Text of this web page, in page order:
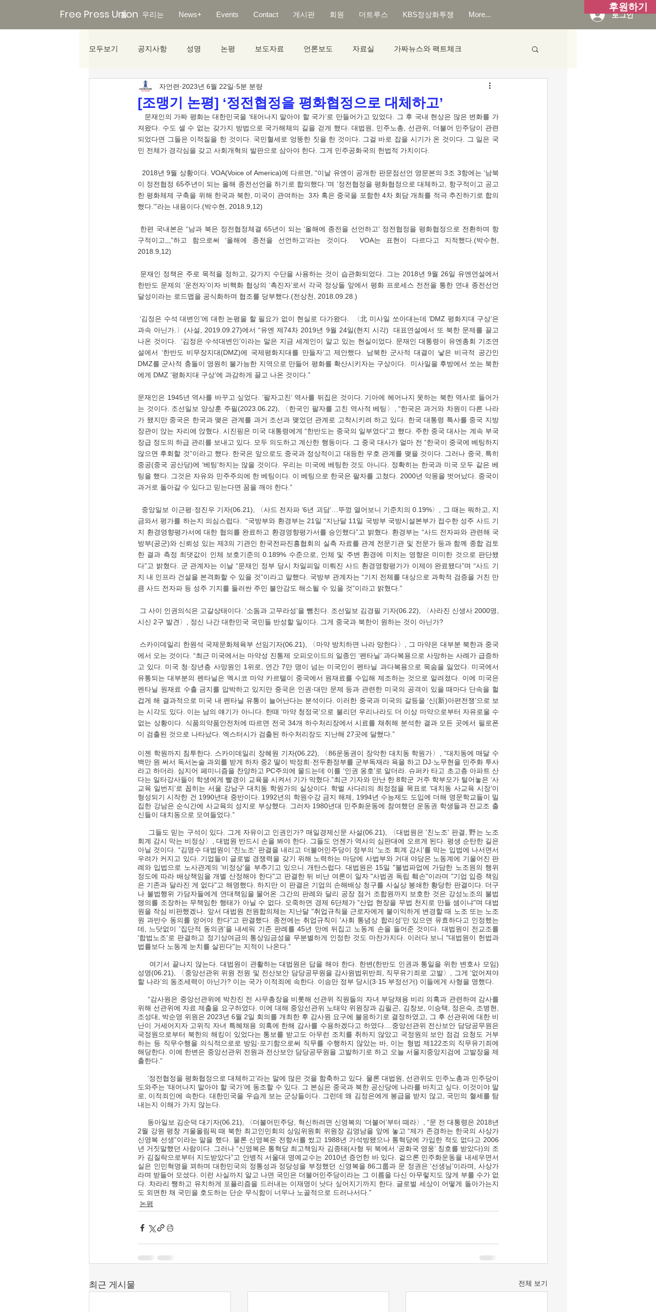
Free Press Union
홈 우리는 News+ Events Contact 게시판 회원 더트루스 KBS정상화투쟁 More... 로그인
후원하기
모두보기 공지사항 성명 논평 보도자료 언론보도 자료실 가짜뉴스와 팩트체크
미디어리포트
[조맹기 논평] ‘정전협정을 평화협정으로 대체하고’
자언련 2023년 6월 22일 5분 분량
져왔다. 수도 셀 수 없는 갖가지 방법으로 국가해체의 길을 걷게 했다. 대법원, 민주노총, 선관위, 더불어 민주당이 관련
되었다면 그들은 이적질을 한 것이다. 국민혈세로 엉뚱한 짓을 한 것이다. 그걸 바로 잡을 시기가 온 것이다. 그 일은 국
민 전체가 경각심을 갖고 사회개혁의 발판으로 삼아야 한다. 그게 민주공화국의 헌법적 가치이다.
이 정전협정 65주년이 되는 올해 종전선언을 하기로 합의했다.’며 ‘정전협정을 평화협정으로 대체하고, 항구적이고 공고
한 평화체제 구축을 위해 한국과 북한, 미국이 관여하는  3자 혹은 중국을 포함한 4차 회담 개최를 적극 추진하기로 합의
했다.’”라는 내용이다.(박수현, 2018.9,12)
구적이고,,,”하고 함으로써 ‘올해에 종전을 선언하고’라는 것이다.  VOA는 표현이 다르다고 지적했다.(박수현,
2018.9,12)
한반도 문제의 ‘운전자’이자 비핵화 협상의 ‘촉진자’로서 각국 정상들 앞에서 평화 프로세스 전전을 통한 연내 종전선언
달성이라는 로드맵을 공식화하며 협조를 당부했다.(전상천,
2018.09.28.)
‘김정은 수석 대변인’에 대한 논평을 할 필요가 없이 현실로 다가왔다.  〈北 미사일 쏘아대는데 ‘DMZ 평화지대 구상’은
과속 아닌가.〉(사설, 2019.09.27)에서 “유엔 제74차 2019년 9월 24일(현지 시각)  대표연설에서 또 북한 문제를 끌고
나온 것이다.  ‘김정은 수석대변인’이라는 말은 지금 세계인이 알고 있는 현실이었다. 문재인 대통령이 유엔총회 기조연
설에서 ‘한반도 비무장지대(DMZ)에 국제평화지대를 만들자’고 제안했다. 남북한 군사적 대결이 낳은 비극적 공간인
DMZ를 군사적 충돌이 영원히 불가능한 지역으로 만들어 평화를 확산시키자는 구상이다.  미사일을 후방에서 쏘는 북한
에게 DMZ ‘평화지대 구상’에 과감하게 끌고 나온 것이다.”
문재인은 1945년 역사를 바꾸고 싶었다. ‘팔자고친’ 역사를 뒤집은 것이다. 기아에 헤어나지 못하는 북한 역사로 들어가
는 것이다. 조선일보 양상훈 주필(2023.06.22), 〈한국인 팔자를 고친 역사적 베팅〉, “한국은 과거와 차원이 다른 나라
가 됐지만 중국은 한국과 맺은 관계를 과거 조선과 맺었던 관계로 고착시키려 하고 있다. 한국 대통령 특사를 중국 지방
장관이 앉는 자리에 앉혔다. 시진핑은 미국 대통령에게 “한반도는 중국의 일부였다”고 했다. 주한 중국 대사는 계속 부국
장급 정도의 하급 관리를 보내고 있다. 모두 의도하고 계산한 행동이다. 그 중국 대사가 얼마 전 “한국이 중국에 베팅하지
않으면 후회할 것”이라고 했다. 한국은 앞으로도 중국과 정상적이고 대등한 우호 관계를 맺을 것이다. 그러나 중국, 특히
중공(중국 공산당)에 ‘베팅’하지는 않을 것이다. 우리는 미국에 베팅한 것도 아니다. 정확히는 한국과 미국 모두 같은 베
팅을 했다. 그것은 자유와 민주주의에 한 베팅이다. 이 베팅으로 한국은 팔자를 고쳤다. 2000년 악몽을 벗어났다. 중국이
과거로 돌아갈 수 있다고 믿는다면 꿈을 깨야 한다.”
금와서 평가를 하는지 의심스럽다.  “국방부와 환경부는 21일 “지난달 11일 국방부 국방시설본부가 접수한 성주 사드 기
지 환경영향평가서에 대한 협의를 완료하고 환경영향평가서를 승인했다”고 밝혔다. 환경부는 “사드 전자파와 관련해 국
방부(공군)와 신뢰성 있는 제3의 기관인 한국전파진흥협회의 실측 자료를 관계 전문기관 및 전문가 등과 함께 종합 검토
한 결과 측정 최댓값이 인체 보호기준의 0.189% 수준으로, 인체 및 주변 환경에 미치는 영향은 미미한 것으로 판단됐
다”고 밝혔다. 군 관계자는 이날 “문재인 정부 당시 차일피일 미뤄진 사드 환경영향평가가 이제야 완료됐다”며 “사드 기
지 내 인프라 건설을 본격화할 수 있을 것”이라고 말했다. 국방부 관계자는 “기지 전체를 대상으로 과학적 검증을 거친 만
큼 사드 전자파 등 성주 기지를 둘러싼 주민 불안감도 해소될 수 있을 것”이라고 밝혔다.”
시신 2구 발견〉, 정신 나간 대한민국 국민들 반성할 일이다. 그게 중국과 북한이 원하는 것이 아닌가?
에서 오는 것이다. “최근 미국에서는 마약성 진통제 오피오이드의 일종인 ‘펜타닐’ 과다복용으로 사망하는 사례가 급증하
고 있다. 미국 청·장년층 사망원인 1위로, 연간 7만 명이 넘는 미국인이 펜타닐 과다복용으로 목숨을 잃었다. 미국에서
유통되는 대부분의 펜타닐은 멕시코 마약 카르텔이 중국에서 원재료를 수입해 제조하는 것으로 알려졌다. 이에 미국은
펜타닐 원재료 수출 금지를 압박하고 있지만 중국은 인권·대만 문제 등과 관련한 미국의 공격이 있을 때마다 단속을 헐
겁게 해 결과적으로 미국 내 펜타닐 유통이 늘어난다는 분석이다. 이러한 중국과 미국의 갈등을 ‘신(新)아편전쟁’으로 보
는 시각도 있다. 이는 남의 얘기가 아니다. 한때 ‘마약 청정국’으로 불리던 우리나라도 더 이상 마약으로부터 자유로울 수
없는 상황이다. 식품의약품안전처에 따르면 전국 34개 하수처리장에서 시료를 채취해 분석한 결과 모든 곳에서 필로폰
이 검출된 것으로 나타났다. 엑스터시가 검출된 하수처리장도 지난해 27곳에 달했다.”
이젠 학원까지 침투한다. 스카이데일리 장혜원 기자(06.22), 〈86운동권이 장악한 대치동 학원가〉, “대치동에 매달 수
백만 원 써서 독서논술 과외를 받게 하자 중2 딸이 박정희·전두환정부를 군부독재라 욕을 하고 DJ·노무현을 민주화 투사
라고 하더라. 심지어 페미니즘을 찬양하고 PC주의에 물드는데 이를 ‘인권 옹호’로 알더라. 슈퍼카 타고 초고층 아파트 산
다는 일타강사들이 학생에게 빨갱이 교육을 시켜서 기가 막혔다.”최근 기자와 만난 한 8학군 거주 학부모가 털어놓은 ‘사
교육 일번지’로 꼽히는 서울 강남구 대치동 학원가의 실상이다. 학벌 사다리의 최정점을 목표로 ‘대치동 사교육 시장’이
형성되기 시작한 건 1990년대 중반이다. 1992년의 학원수강 금지 해제, 1994년 수능제도 도입에 더해 명문학교들이 밀
집한 강남은 순식간에 사교육의 성지로 부상했다. 그러자 1980년대 민주화운동에 참여했던 운동권 학생들과 전교조 출
신들이 대치동으로 모여들었다.”
회계 감시 막는 비정상〉, 대법원 반드시 손을 봐야 한다. 그들도 언젠가 역사의 심판대에 오르게 된다. 평생 순탄한 길은
아닐 것이다. “김명수 대법원이 '친노조' 판결을 내리고 더불어민주당이 정부의 '노조 회계 감시'를 막는 입법에 나서면서
우려가 커지고 있다. 기업들이 글로벌 경쟁력을 갖기 위해 노력하는 마당에 사법부와 거대 야당은 노동계에 기울어진 판
례와 입법으로 노사관계의 '비정상'을 부추기고 있으니 개탄스럽다. 대법원은 15일 "불법파업에 가담한 노조원의 행위
정도에 따라 배상책임을 개별 산정해야 한다"고 판결한 뒤 비난 여론이 일자 "사법권 독립 훼손"이라며 "기업 입증 책임
은 기존과 달라진 게 없다"고 해명했다. 하지만 이 판결은 기업의 손해배상 청구를 사실상 봉쇄한 황당한 판결이다. 더구
나 불법행위 가담자들에게 연대책임을 물어온 그간의 판례와 달리 공장 점거 조합원까지 보호한 것은 강성노조의 불법
쟁의를 조장하는 무책임한 행태가 아닐 수 없다. 오죽하면 경제 6단체가 "산업 현장을 무법 천지로 만들 셈이냐"며 대법
원을 작심 비판했겠나. 앞서 대법원 전원합의체는 지난달 "취업규칙을 근로자에게 불이익하게 변경할 때 노조 또는 노조
원 과반수 동의를 얻어야 한다"고 판결했다. 종전에는 취업규칙이 '사회 통념상 합리성'만 있으면 유효하다고 인정했는
데, 느닷없이 '집단적 동의권'을 내세워 기존 판례를 45년 만에 뒤집고 노동계 손을 들어준 것이다. 대법원이 전교조를
'합법노조'로 판결하고 정기상여금의 통상임금성을 무분별하게 인정한 것도 마찬가지다. 이러다 보니 "대법원이 헌법과
법률보다 노동계 눈치를 살핀다"는 지적이 나온다.”
성명(06.21), 〈중앙선관위 위원 전원 및 전산보안 담당공무원을 감사원법위반죄, 직무유기죄로 고발〉, 그게 ‘없어져야
할 나라’의 동조세력이 아닌가? 이는 국가 이적죄에 속한다. 이승만 정부 당시(3·15 부정선거) 이들에게 사형을 명했다.
     “감사원은 중앙선관위에 박찬진 전 사무총장을 비롯해 선관위 직원들의 자녀 부당채용 비리 의혹과 관련하여 감사를
위해 선관위에 자료 제출을 요구하였다. 이에 대해 중앙선관위 노태악 위원장과 김필곤, 김창보, 이승택, 정은숙, 조병현,
조성대, 박순영 위원은 2023년 6월 2일 회의를 개최한 후 감사원 요구에 불응하기로 결정하였고, 그 후 선관위에 대한 비
난이 거세어지자 고위직 자녀 특혜채용 의혹에 한해 감사를 수용하겠다고 하였다....중앙선관위 전산보안 담당공무원은
국정원으로부터 북한의 해킹이 있었다는 통보를 받고도 아무런 조치를 취하지 않았고 국정원의 보안 점검 요청도 거부
하는 등 직무수행을 의식적으로로 방임·포기함으로써 직무를 수행하지 않았는 바, 이는 형법 제122조의 직무유기죄에
해당한다. 이에 한변은 중앙선관위 전원과 전산보안 담당공무원을 고발하기로 하고 오늘 서울지중앙지검에 고발장을 제
출한다.”
도와주는 ‘태어나지 말아야 할 국가’에 동조할 수 있다. 그 본심은 중국과 북한 공산당에 나라를 바치고 싶다. 이것이야 말
로, 이적죄인에 속한다. 대한민국을 우습게 보는 군상들이다. 그런데 왜 김정은에게 봉급을 받지 않고, 국민의 혈세를 탐
내는지 이해가 가지 않는다.
2월 강원 평창 겨울올림픽 때 북한 최고인민회의 상임위원회 위원장 김영남을 앞에 놓고 “제가 존경하는 한국의 사상가
신영복 선생”이라는 말을 했다. 물론 신영복은 전향서를 썼고 1988년 가석방됐으나 통혁당에 가입한 적도 없다고 2006
년 거짓말했던 사람이다. 그러나 “신영복은 통혁당 최고책임자 김종태(사형 뒤 북에서 ‘공화국 영웅’ 칭호를 받았다)의 조
카 김질락으로부터 지도받았다”고 안병직 서울대 명예교수는 2010년 증언한 바 있다. 겉으론 민주화운동을 내세우면서
실은 인민혁명을 꾀하며 대한민국의 정통성과 정당성을 부정했던 신영복을 86그룹과 문 정권은 ‘선생님’이라며, 사상가
라며 받들어 모셨다. 이런 사실까지 알고 나면 국민은 더불어민주당이라는 그 이름을 다신 아무렇지도 않게 부를 수가 없
다. 차라리 쨍하고 유치하게 포퓰리즘을 드러내는 이재명이 낫다 싶어지기까지 한다. 글로벌 세상이 어떻게 돌아가는지
도 외면한 채 국민을 호도하는 단순 무식함이 너무나 노골적으로 드러나서다.”
논평
최근 게시물 전체 보기